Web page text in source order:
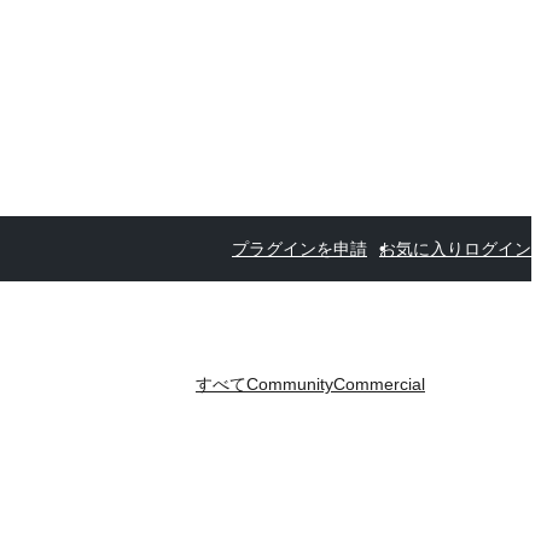
プラグインを申請 お気に入り ログイン
すべてCommunityCommercial